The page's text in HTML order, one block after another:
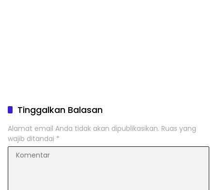
Tinggalkan Balasan
Alamat email Anda tidak akan dipublikasikan. Ruas yang
wajib ditandai *